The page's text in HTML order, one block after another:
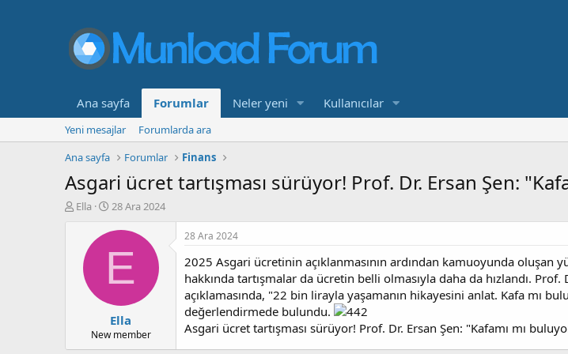
Ana sayfa Forumlar Neler yeni Kullanıcılar
Yeni mesajlar
Forumlarda ara
Ana sayfa
Forumlar Finans
Asgari ücret tartışması sürüyor! Prof. Dr. Ersan Şen:
K
l
Ella
B
ş
a
n
ı
ç
t
a
28 Ara 2024
E
Ella
New member
28 Ara 2024
2025 Asgari ücretinin açıklanmasının ardından kamuoyunda
hakkında tartışmalar da ücretin belli olmasıyla daha da hızlandı.
açıklamasında, "22 bin lirayla yaşamanın hikayesini anlat. Kafa mı
değerlendirmede bulundu.
Asgari ücret tartışması sürüyor! Prof. Dr. Ersan Şen: "Kafamı mı